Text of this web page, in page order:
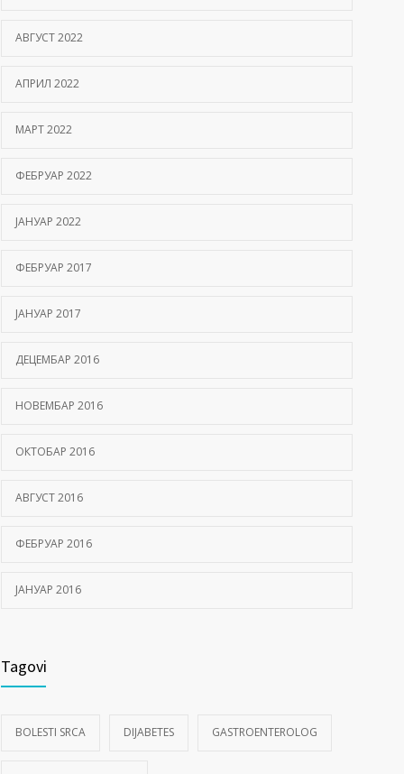
АВГУСТ 2022
АПРИЛ 2022
МАРТ 2022
ФЕБРУАР 2022
ЈАНУАР 2022
ФЕБРУАР 2017
ЈАНУАР 2017
ДЕЦЕМБАР 2016
НОВЕМБАР 2016
ОКТОБАР 2016
АВГУСТ 2016
ФЕБРУАР 2016
ЈАНУАР 2016
Tagovi
BOLESTI SRCA DIJABETES GASTROENTEROLOG